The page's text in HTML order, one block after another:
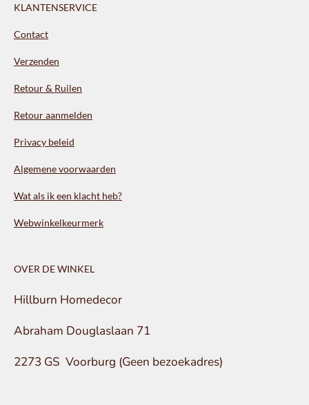
KLANTENSERVICE
Contact
Verzenden
Retour & Ruilen
Retour aanmelden
Privacy beleid
Algemene voorwaarden
Wat als ik een klacht heb?
Webwinkelkeurmerk
OVER DE WINKEL
Hillburn Homedecor
Abraham Douglaslaan 71
2273 GS Voorburg (Geen bezoekadres)